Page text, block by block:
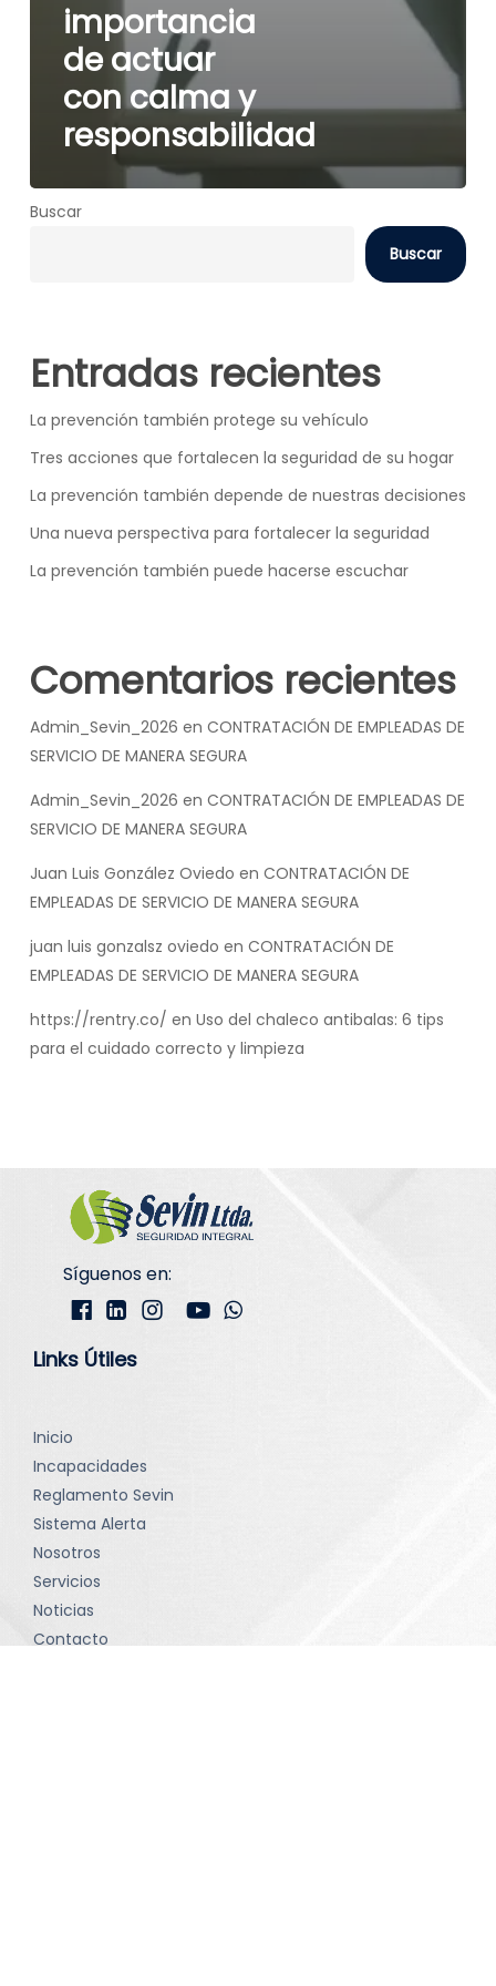
importancia
de actuar
con calma y
responsabilidad
Buscar
Buscar
Entradas recientes
La prevención también protege su vehículo
Tres acciones que fortalecen la seguridad de su hogar
La prevención también depende de nuestras decisiones
Una nueva perspectiva para fortalecer la seguridad
La prevención también puede hacerse escuchar
Comentarios recientes
Admin_Sevin_2026 en CONTRATACIÓN DE EMPLEADAS DE
SERVICIO DE MANERA SEGURA
Admin_Sevin_2026 en CONTRATACIÓN DE EMPLEADAS DE
SERVICIO DE MANERA SEGURA
Juan Luis González Oviedo en CONTRATACIÓN DE
EMPLEADAS DE SERVICIO DE MANERA SEGURA
juan luis gonzalsz oviedo en CONTRATACIÓN DE
EMPLEADAS DE SERVICIO DE MANERA SEGURA
https://rentry.co/ en Uso del chaleco antibalas: 6 tips
para el cuidado correcto y limpieza
Síguenos en:
Links Útiles
Inicio
Incapacidades
Reglamento Sevin
Sistema Alerta
Nosotros
Servicios
Noticias
Contacto